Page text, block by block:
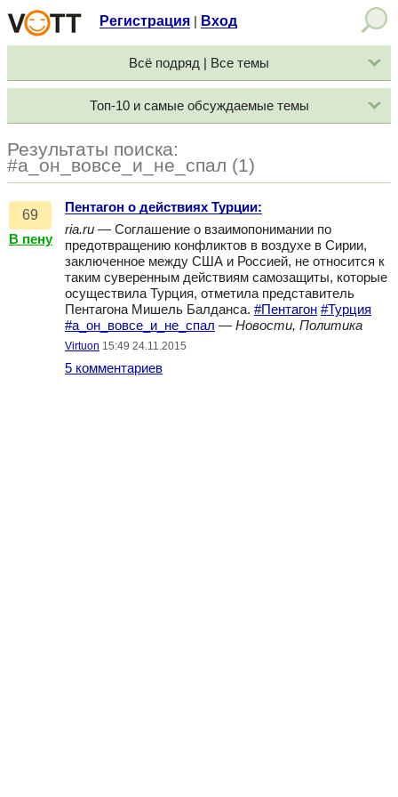
Регистрация Вход
Всё подряд | Все темы
Топ-10 и самые обсуждаемые темы
Результаты поиска:
#а_он_вовсе_и_не_спал (1)
69
В пену
Пентагон о действиях Турции:
ria.ru — Соглашение о взаимопонимании по
предотвращению конфликтов в воздухе в Сирии,
заключенное между США и Россией, не относится к
таким суверенным действиям самозащиты, которые
осуществила Турция, отметила представитель
Пентагона Мишель Балданса. #Пентагон #Турция
#а_он_вовсе_и_не_спал — Новости, Политика
Virtuon 15:49 24.11.2015
5 комментариев